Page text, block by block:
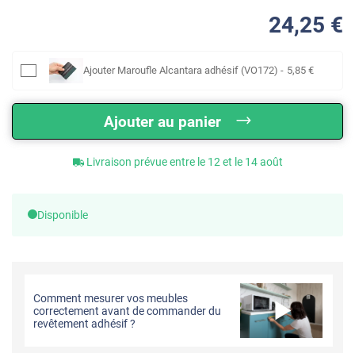
24,25 €
Ajouter Maroufle Alcantara adhésif (VO172) - 5,85 €
Ajouter au panier
Livraison prévue entre le 12 et le 14 août
Disponible
Comment mesurer vos meubles
correctement avant de commander du
revêtement adhésif ?